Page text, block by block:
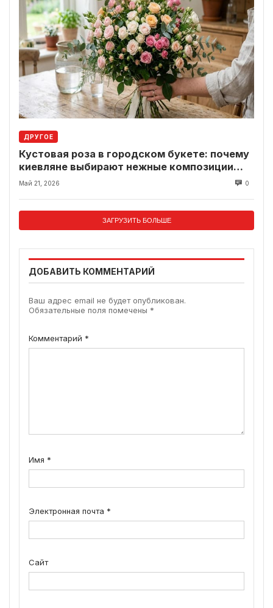
ДРУГОЕ
Кустовая роза в городском букете: почему
киевляне выбирают нежные композиции
вместо классики
Май 21, 2026 0
ЗАГРУЗИТЬ БОЛЬШЕ
ДОБАВИТЬ КОММЕНТАРИЙ
Ваш адрес email не будет опубликован.
Обязательные поля помечены *
Комментарий *
Имя *
Электронная почта *
Сайт